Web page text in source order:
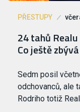
PŘESTUPY
24 tahů
Co ještě
Sedm posil
odchovanců, ale
Rodriho totiž